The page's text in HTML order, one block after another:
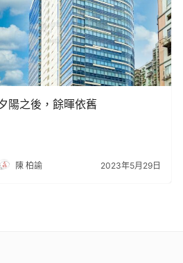
陽之後，餘暉依舊
陳 柏諭 2023年5月29日